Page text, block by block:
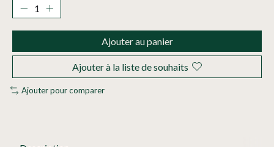
Ajouter au panier
Ajouter à la liste de souhaits
Ajouter pour comparer